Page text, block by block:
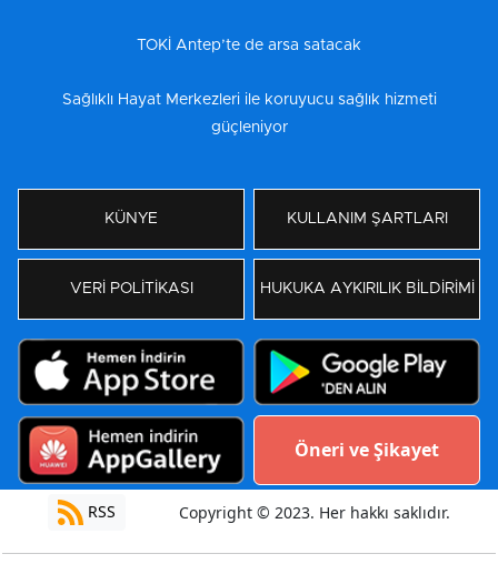
TOKİ Antep’te de arsa satacak
Sağlıklı Hayat Merkezleri ile koruyucu sağlık hizmeti
güçleniyor
KÜNYE KULLANIM ŞARTLARI
VERİ POLİTİKASI HUKUKA AYKIRILIK BİLDİRİMİ
Öneri ve Şikayet
RSS Copyright © 2023. Her hakkı saklıdır.